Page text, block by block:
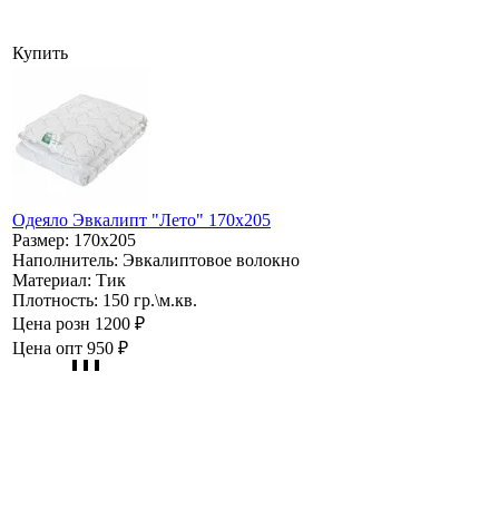
Купить
Одеяло Эвкалипт "Лето" 170х205
Размер: 170х205
Наполнитель: Эвкалиптовое волокно
Материал: Тик
Плотность: 150 гр.\м.кв.
Цена розн 1200 ₽
Цена опт 950 ₽